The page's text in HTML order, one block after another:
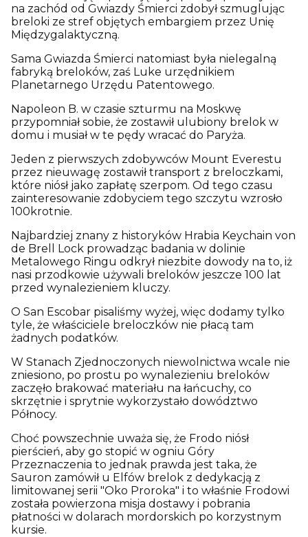
na zachód od Gwiazdy Śmierci zdobył szmuglując
breloki ze stref objętych embargiem przez Unię
Międzygalaktyczną.
Sama Gwiazda Śmierci natomiast była nielegalną
fabryką breloków, zaś Luke urzędnikiem
Planetarnego Urzędu Patentowego.
Napoleon B. w czasie szturmu na Moskwę
przypomniał sobie, że zostawił ulubiony brelok w
domu i musiał w te pędy wracać do Paryża.
Jeden z pierwszych zdobywców Mount Everestu
przez nieuwagę zostawił transport z breloczkami,
które niósł jako zapłatę szerpom. Od tego czasu
zainteresowanie zdobyciem tego szczytu wzrosło
100krotnie.
Najbardziej znany z historyków Hrabia Keychain von
de Brell Lock prowadząc badania w dolinie
Metalowego Ringu odkrył niezbite dowody na to, iż
nasi przodkowie używali breloków jeszcze 100 lat
przed wynalezieniem kluczy.
O San Escobar pisaliśmy wyżej, więc dodamy tylko
tyle, że właściciele breloczków nie płacą tam
żadnych podatków.
W Stanach Zjednoczonych niewolnictwa wcale nie
zniesiono, po prostu po wynalezieniu breloków
zaczęło brakować materiału na łańcuchy, co
skrzętnie i sprytnie wykorzystało dowództwo
Północy.
Choć powszechnie uważa się, że Frodo niósł
pierścień, aby go stopić w ogniu Góry
Przeznaczenia to jednak prawda jest taka, że
Sauron zamówił u Elfów brelok z dedykacją z
limitowanej serii "Oko Proroka" i to właśnie Frodowi
została powierzona misja dostawy i pobrania
płatności w dolarach mordorskich po korzystnym
kursie.